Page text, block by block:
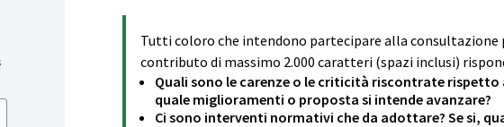
Tutti coloro che intendono partecipare alla
contributo di massimo 2.000 caratteri (spazi inclusi)
Quali sono le carenze o le criticità riscontrate
quale miglioramenti o proposta si intende avanzare?
Ci sono interventi normativi che da adottare? Se si,